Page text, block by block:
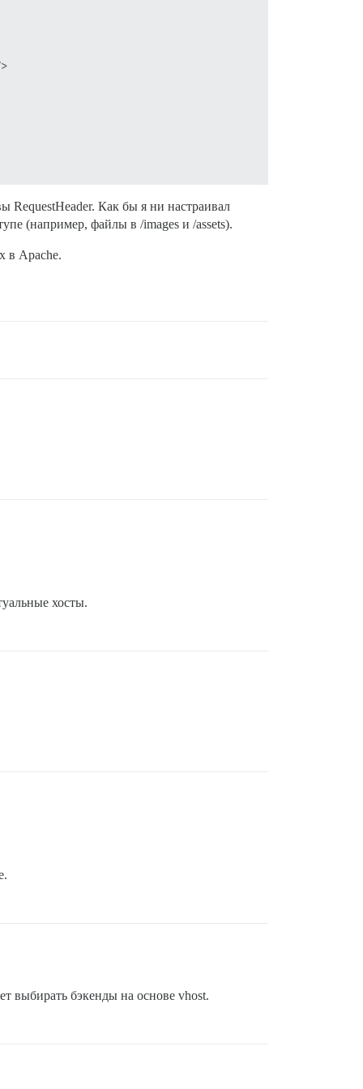
RequestHeader. Как бы я ни настраивал
(например, файлы в /images и /assets).
в Apache.
хосты.
выбирать бэкенды на основе vhost.